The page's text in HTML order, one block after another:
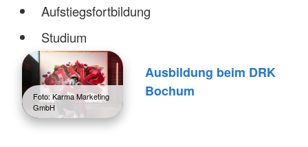
Aufstiegsfortbildung
Studium
Foto: Karma Marketing
GmbH
Ausbildung beim DRK
Bochum